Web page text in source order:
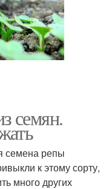
семян.
семена репы
к этому сорту,
много других